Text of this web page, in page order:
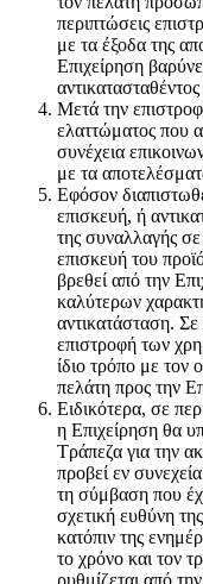
περιπτώσεις
με τα έξοδα της
Επιχείρηση
Μετά την
ελαττώματος που
συνέχεια
με τα
Εφόσον
επισκευή, ή
της συναλλαγής
επισκευή του
βρεθεί από την
καλύτερων
αντικατάσταση.
επιστροφή των
ίδιο τρόπο με τον
πελάτη προς την
Ειδικότερα, σε
η Επιχείρηση θα
Τράπεζα για την
προβεί εν
τη σύμβαση που
σχετική ευθύνη
κατόπιν της
το χρόνο και τον
ρυθμίζεται από